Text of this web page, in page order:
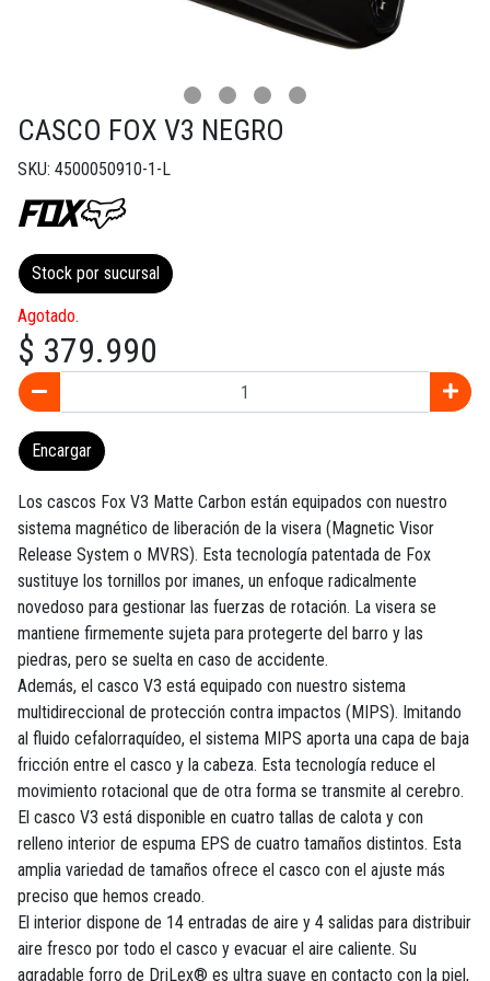
CASCO FOX V3 NEGRO
SKU: 4500050910-1-L
Stock por sucursal
Agotado.
$ 379.990
Encargar
Los cascos Fox V3 Matte Carbon están equipados con nuestro
sistema magnético de liberación de la visera (Magnetic Visor
Release System o MVRS). Esta tecnología patentada de Fox
sustituye los tornillos por imanes, un enfoque radicalmente
novedoso para gestionar las fuerzas de rotación. La visera se
mantiene firmemente sujeta para protegerte del barro y las
piedras, pero se suelta en caso de accidente.
Además, el casco V3 está equipado con nuestro sistema
multidireccional de protección contra impactos (MIPS). Imitando
al fluido cefalorraquídeo, el sistema MIPS aporta una capa de baja
fricción entre el casco y la cabeza. Esta tecnología reduce el
movimiento rotacional que de otra forma se transmite al cerebro.
El casco V3 está disponible en cuatro tallas de calota y con
relleno interior de espuma EPS de cuatro tamaños distintos. Esta
amplia variedad de tamaños ofrece el casco con el ajuste más
preciso que hemos creado.
El interior dispone de 14 entradas de aire y 4 salidas para distribuir
aire fresco por todo el casco y evacuar el aire caliente. Su
agradable forro de DriLex® es ultra suave en contacto con la piel,